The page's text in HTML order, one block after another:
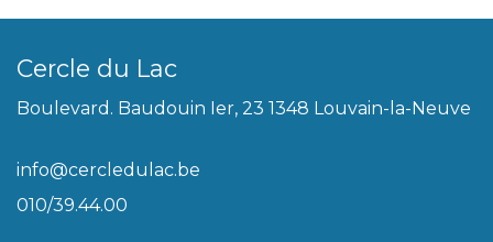
Cercle du Lac
Boulevard. Baudouin Ier, 23 1348 Louvain-la-Neuve
info@cercledulac.be
010/39.44.00